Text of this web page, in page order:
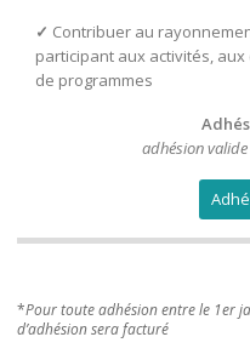
✓ Contribuer au
participant aux activités,
de programmes
adhésion
*Pour toute adhésion entre le 1er
d’adhésion sera facturé